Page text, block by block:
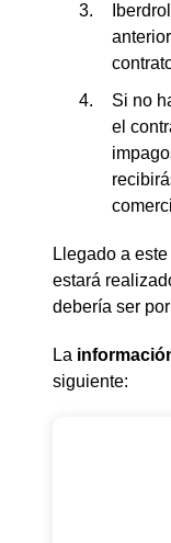
Si no
el
Llegado a
estará
debería ser
La
siguiente: